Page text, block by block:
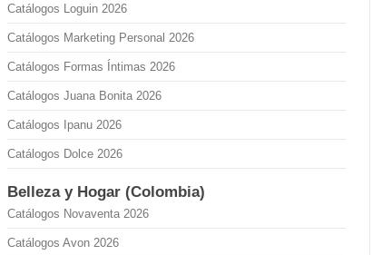
Catálogos Loguin 2026
Catálogos Marketing Personal 2026
Catálogos Formas Íntimas 2026
Catálogos Juana Bonita 2026
Catálogos Ipanu 2026
Catálogos Dolce 2026
Belleza y Hogar (Colombia)
Catálogos Novaventa 2026
Catálogos Avon 2026